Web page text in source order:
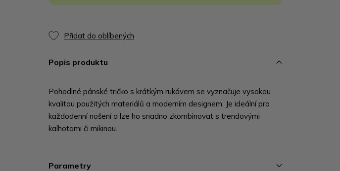
Přidat do oblíbených
Popis produktu
Pohodlné pánské tričko s krátkým rukávem se vyznačuje vysokou
kvalitou použitých materiálů a moderním designem. Je ideální pro
každodenní nošení a lze ho snadno zkombinovat s trendovými
kalhotami či mikinou.
Parametry